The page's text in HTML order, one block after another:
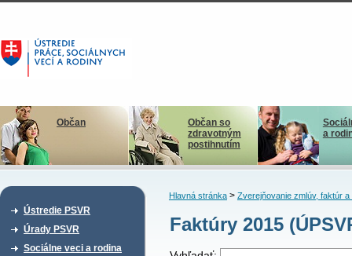
Občan
Občan so
zdravotným
postihnutím
a
Ústredie PSVR
Úrady PSVR
Sociálne veci a rodina
Hlavná stránka> Zverejňovanie zmlúv, faktúr a
Faktúry 2015